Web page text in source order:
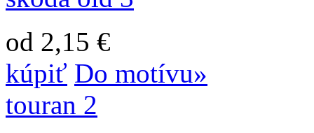
od 2,15 €
kúpiť Do motívu»
touran 2